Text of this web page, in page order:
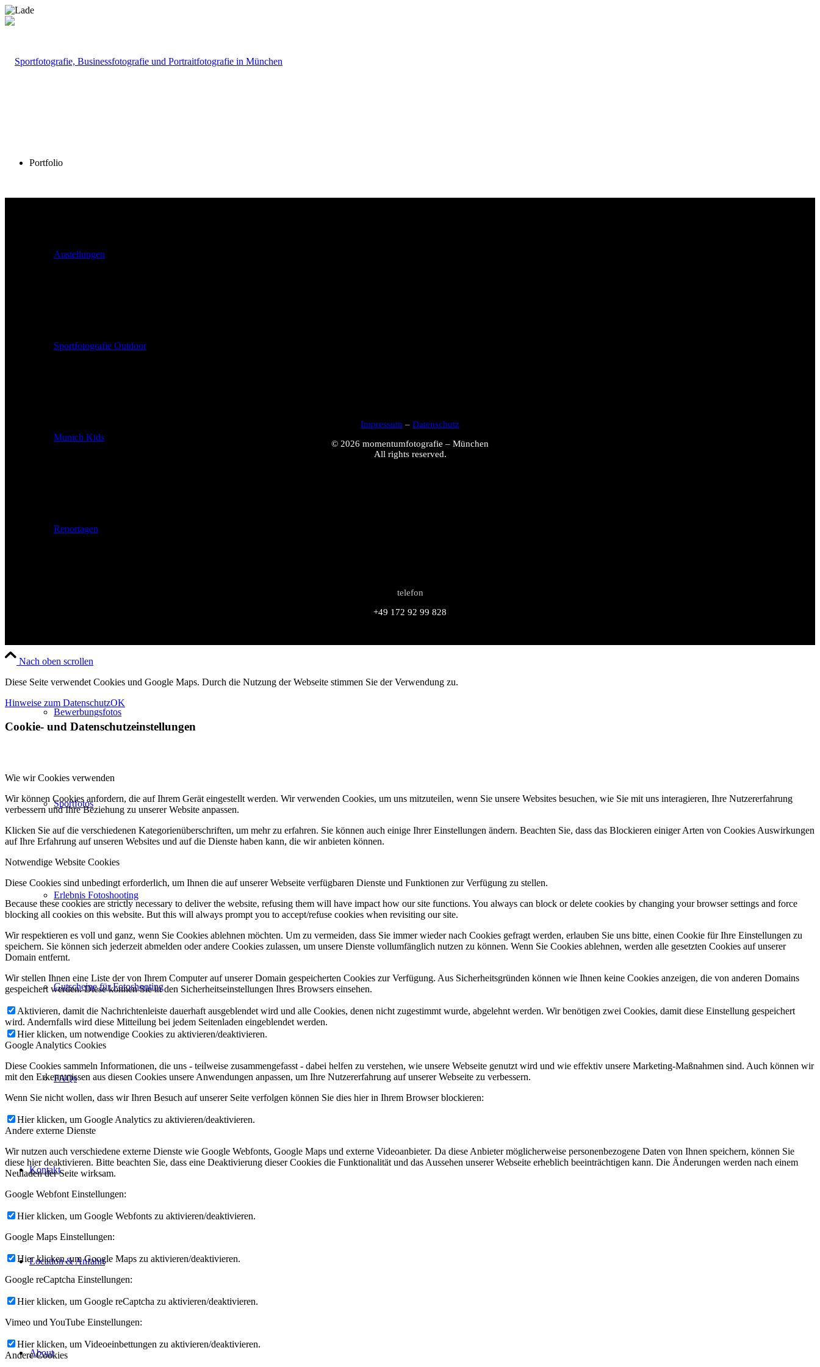
Portfolio
Austellungen
Sportfotografie Outdoor
Munich Kids
Reportagen
Bewerbungsfotos
Sportfotos
Erlebnis Fotoshooting
Gutscheine für Fotoshooting
FAQs
Kontakt
Location & Anfahrt
About
Impressum – Datenschutz
© 2026 momentumfotografie – München
All rights reserved.
telefon
+49 172 92 99 828
Nach oben scrollen
Diese Seite verwendet Cookies und Google Maps. Durch die Nutzung der Webseite stimmen Sie der Verwendung zu.
Hinweise zum DatenschutzOK
Cookie- und Datenschutzeinstellungen
Wie wir Cookies verwenden
Wir können Cookies anfordern, die auf Ihrem Gerät eingestellt werden. Wir verwenden Cookies, um uns mitzuteilen, wenn Sie unsere Websites besuchen, wie Sie mit uns interagieren, Ihre Nutzererfahrung
verbessern und Ihre Beziehung zu unserer Website anpassen.
Klicken Sie auf die verschiedenen Kategorienüberschriften, um mehr zu erfahren. Sie können auch einige Ihrer Einstellungen ändern. Beachten Sie, dass das Blockieren einiger Arten von Cookies Auswirkungen
auf Ihre Erfahrung auf unseren Websites und auf die Dienste haben kann, die wir anbieten können.
Notwendige Website Cookies
Diese Cookies sind unbedingt erforderlich, um Ihnen die auf unserer Webseite verfügbaren Dienste und Funktionen zur Verfügung zu stellen.
Because these cookies are strictly necessary to deliver the website, refusing them will have impact how our site functions. You always can block or delete cookies by changing your browser settings and force
blocking all cookies on this website. But this will always prompt you to accept/refuse cookies when revisiting our site.
Wir respektieren es voll und ganz, wenn Sie Cookies ablehnen möchten. Um zu vermeiden, dass Sie immer wieder nach Cookies gefragt werden, erlauben Sie uns bitte, einen Cookie für Ihre Einstellungen zu
speichern. Sie können sich jederzeit abmelden oder andere Cookies zulassen, um unsere Dienste vollumfänglich nutzen zu können. Wenn Sie Cookies ablehnen, werden alle gesetzten Cookies auf unserer
Domain entfernt.
Wir stellen Ihnen eine Liste der von Ihrem Computer auf unserer Domain gespeicherten Cookies zur Verfügung. Aus Sicherheitsgründen können wie Ihnen keine Cookies anzeigen, die von anderen Domains
gespeichert werden. Diese können Sie in den Sicherheitseinstellungen Ihres Browsers einsehen.
Aktivieren, damit die Nachrichtenleiste dauerhaft ausgeblendet wird und alle Cookies, denen nicht zugestimmt wurde, abgelehnt werden. Wir benötigen zwei Cookies, damit diese Einstellung gespeichert
wird. Andernfalls wird diese Mitteilung bei jedem Seitenladen eingeblendet werden.
Hier klicken, um notwendige Cookies zu aktivieren/deaktivieren.
Google Analytics Cookies
Diese Cookies sammeln Informationen, die uns - teilweise zusammengefasst - dabei helfen zu verstehen, wie unsere Webseite genutzt wird und wie effektiv unsere Marketing-Maßnahmen sind. Auch können wir
mit den Erkenntnissen aus diesen Cookies unsere Anwendungen anpassen, um Ihre Nutzererfahrung auf unserer Webseite zu verbessern.
Wenn Sie nicht wollen, dass wir Ihren Besuch auf unserer Seite verfolgen können Sie dies hier in Ihrem Browser blockieren:
Hier klicken, um Google Analytics zu aktivieren/deaktivieren.
Andere externe Dienste
Wir nutzen auch verschiedene externe Dienste wie Google Webfonts, Google Maps und externe Videoanbieter. Da diese Anbieter möglicherweise personenbezogene Daten von Ihnen speichern, können Sie
diese hier deaktivieren. Bitte beachten Sie, dass eine Deaktivierung dieser Cookies die Funktionalität und das Aussehen unserer Webseite erheblich beeinträchtigen kann. Die Änderungen werden nach einem
Neuladen der Seite wirksam.
Google Webfont Einstellungen:
Hier klicken, um Google Webfonts zu aktivieren/deaktivieren.
Google Maps Einstellungen:
Hier klicken, um Google Maps zu aktivieren/deaktivieren.
Google reCaptcha Einstellungen:
Hier klicken, um Google reCaptcha zu aktivieren/deaktivieren.
Vimeo und YouTube Einstellungen:
Hier klicken, um Videoeinbettungen zu aktivieren/deaktivieren.
Andere Cookies